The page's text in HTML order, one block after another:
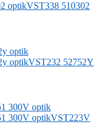
VST338 510302
VST232 52752Y
VST223V